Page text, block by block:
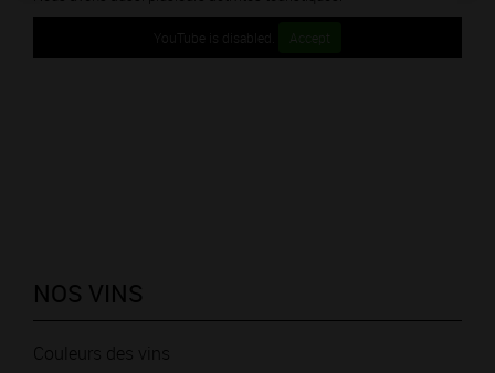
YouTube is disabled. Accept
NOS VINS
Couleurs des vins